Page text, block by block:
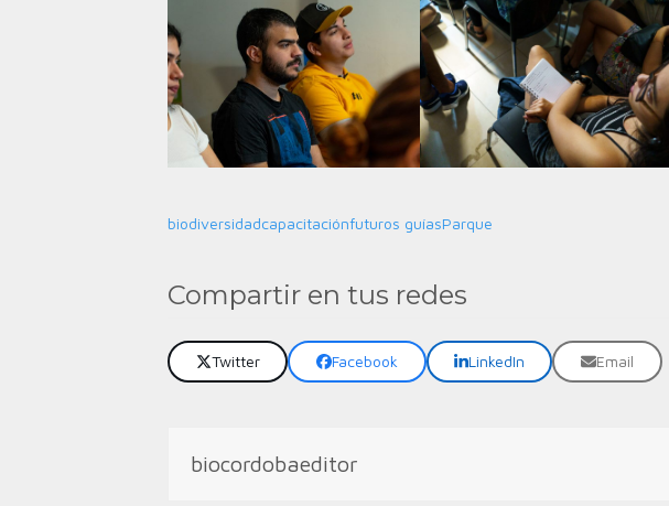
biodiversidadcapacitaciónfuturos guíasParque
Compartir en tus redes
Twitter Facebook LinkedIn Email
biocordobaeditor